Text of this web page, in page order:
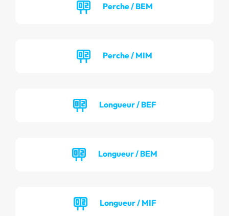
Perche / BEM
Perche / MIM
Longueur / BEF
Longueur / BEM
Longueur / MIF